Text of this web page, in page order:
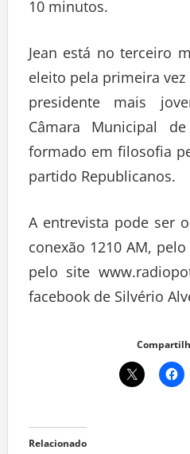
10 minutos.
Jean está no terceiro
eleito pela primeira
presidente mais
Câmara Municipal
formado em filosofia
partido Republicanos.
A entrevista pode ser
conexão 1210 AM,
pelo site
facebook de Silvério
Relacionado